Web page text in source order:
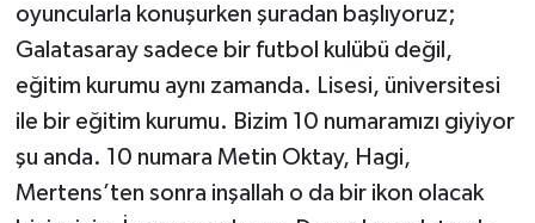
oyuncularla konuşurken şuradan başlıyoruz;
Galatasaray sadece bir futbol kulübü değil,
eğitim kurumu aynı zamanda. Lisesi, üniversitesi
ile bir eğitim kurumu. Bizim 10 numaramızı giyiyor
şu anda. 10 numara Metin Oktay, Hagi,
Mertens’ten sonra inşallah o da bir ikon olacak